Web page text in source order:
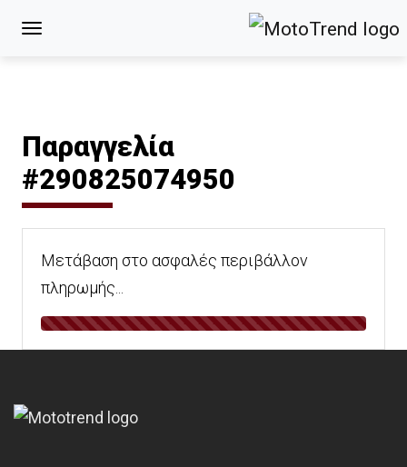
Παραγγελία
#290825074950
Μετάβαση στο ασφαλές περιβάλλον
πληρωμής...